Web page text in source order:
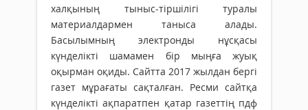
халқының тыныс-тіршілігі туралы
материалдармен таныса алады.
Басылымның электронды нұсқасы
күнделікті шамамен бір мыңға жуық
оқырман оқиды. Сайтта 2017 жылдан бергі
газет мұрағаты сақталған. Ресми сайтқа
күнделікті ақпаратпен қатар газеттің пдф